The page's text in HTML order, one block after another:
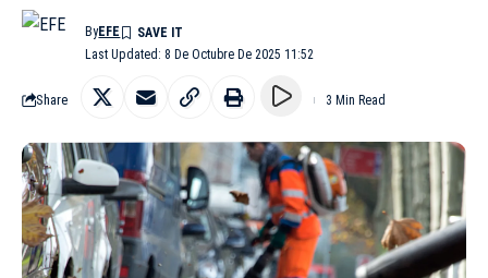
Last Updated: 8 De Octubre De 2025 11:52
ByEFE
Share 3 Min Read